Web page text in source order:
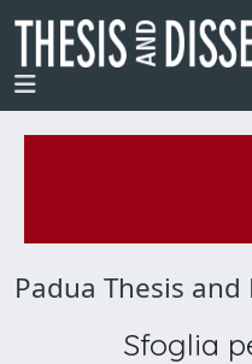
Padua Thesis
Sfoglia